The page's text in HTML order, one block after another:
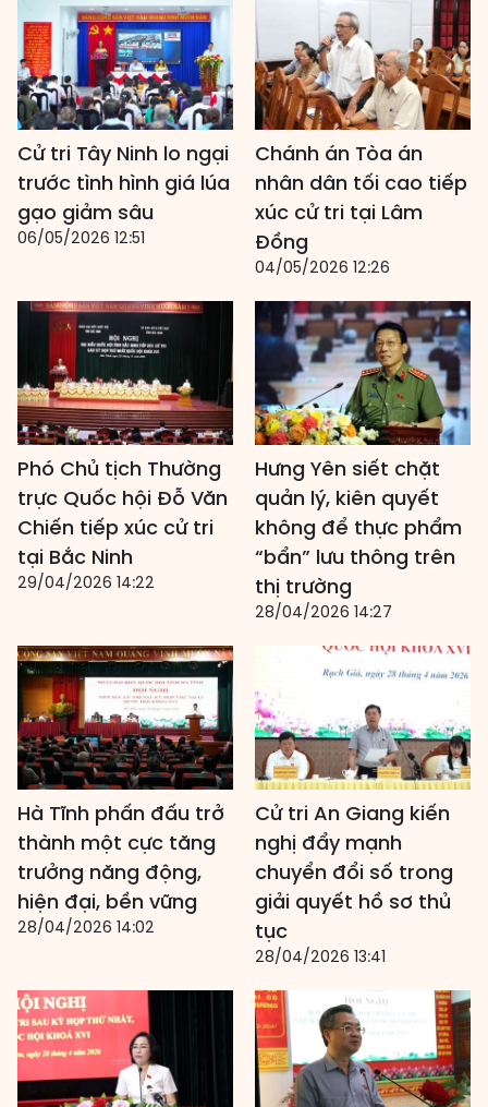
Cử tri Tây Ninh lo ngại
trước tình hình giá lúa
gạo giảm sâu
06/05/2026 12:51
Chánh án Tòa án
nhân dân tối cao tiếp
xúc cử tri tại Lâm
Đồng
04/05/2026 12:26
Phó Chủ tịch Thường
trực Quốc hội Đỗ Văn
Chiến tiếp xúc cử tri
tại Bắc Ninh
29/04/2026 14:22
Hưng Yên siết chặt
quản lý, kiên quyết
không để thực phẩm
“bẩn” lưu thông trên
thị trường
28/04/2026 14:27
Hà Tĩnh phấn đấu trở
thành một cực tăng
trưởng năng động,
hiện đại, bền vững
28/04/2026 14:02
Cử tri An Giang kiến
nghị đẩy mạnh
chuyển đổi số trong
giải quyết hồ sơ thủ
tục
28/04/2026 13:41